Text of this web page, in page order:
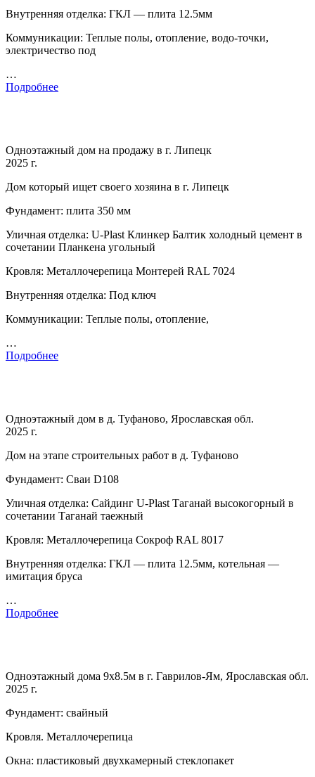
Внутренняя отделка: ГКЛ — плита 12.5мм
Коммуникации: Теплые полы, отопление, водо-точки,
электричество под
…
Подробнее
Одноэтажный дом на продажу в г. Липецк
2025 г.
Дом который ищет своего хозяина в г. Липецк
Фундамент: плита 350 мм
Уличная отделка: U-Plast Клинкер Балтик холодный цемент в
сочетании Планкена угольный
Кровля: Металлочерепица Монтерей RAL 7024
Внутренняя отделка: Под ключ
Коммуникации: Теплые полы, отопление,
…
Подробнее
Одноэтажный дом в д. Туфаново, Ярославская обл.
2025 г.
Дом на этапе строительных работ в д. Туфаново
Фундамент: Сваи D108
Уличная отделка: Сайдинг U-Plast Таганай высокогорный в
сочетании Таганай таежный
Кровля: Металлочерепица Сокроф RAL 8017
Внутренняя отделка: ГКЛ — плита 12.5мм, котельная —
имитация бруса
…
Подробнее
Одноэтажный дома 9х8.5м в г. Гаврилов-Ям, Ярославская обл.
2025 г.
Фундамент: свайный
Кровля. Металлочерепица
Окна: пластиковый двухкамерный стеклопакет